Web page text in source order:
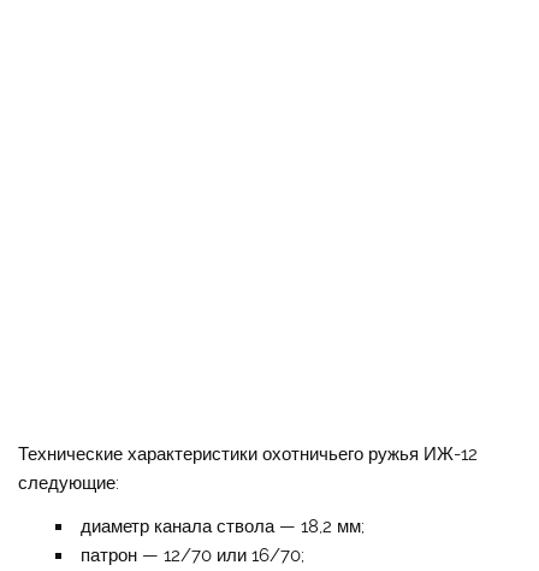
Технические характеристики охотничьего ружья ИЖ-12
следующие:
диаметр канала ствола — 18,2 мм;
патрон — 12/70 или 16/70;